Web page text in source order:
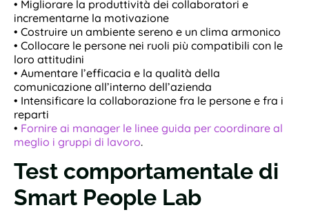
• Migliorare la produttività dei collaboratori e
incrementarne la motivazione
• Costruire un ambiente sereno e un clima armonico
• Collocare le persone nei ruoli più compatibili con le
loro attitudini
• Aumentare l’efficacia e la qualità della
comunicazione all’interno dell’azienda
• Intensificare la collaborazione fra le persone e fra i
reparti
• Fornire ai manager le linee guida per coordinare al
meglio i gruppi di lavoro.
Test comportamentale di
Smart People Lab